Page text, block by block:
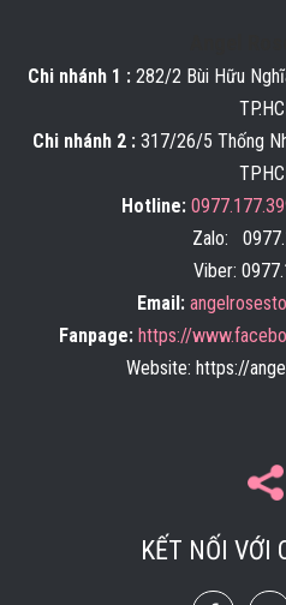
Chi nhánh 1 : 282/2 Bùi Hữu
Chi nhánh 2 : 317/26/5 Thống
Hotline:
Zalo:
Viber:
Email:
Fanpage: https://
Website: https://
KẾT NỐI VỚI